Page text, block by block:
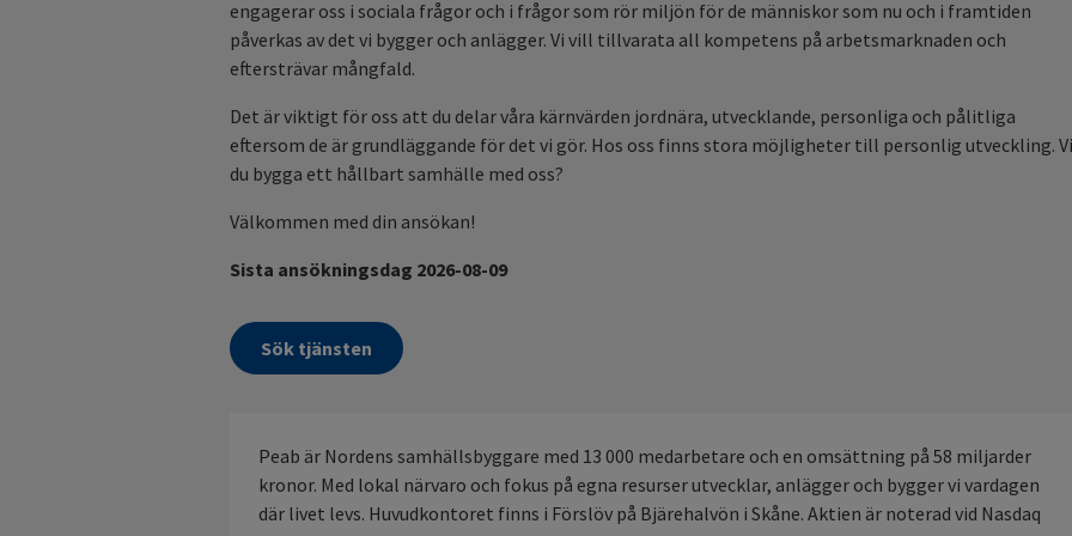
engagerar oss i sociala frågor och i frågor som rör miljön för de människor som nu och i framtiden
påverkas av det vi bygger och anlägger. Vi vill tillvarata all kompetens på arbetsmarknaden och
eftersträvar mångfald.
Det är viktigt för oss att du delar våra kärnvärden jordnära, utvecklande, personliga och pålitliga
eftersom de är grundläggande för det vi gör. Hos oss finns stora möjligheter till personlig utveckling.
du bygga ett hållbart samhälle med oss?
Välkommen med din ansökan!
Sista ansökningsdag 2026-08-09
Sök tjänsten
Peab är Nordens samhällsbyggare med 13 000 medarbetare och en omsättning på 58 miljarder
kronor. Med lokal närvaro och fokus på egna resurser utvecklar, anlägger och bygger vi vardagen
där livet levs. Huvudkontoret finns i Förslöv på Bjärehalvön i Skåne. Aktien är noterad vid Nasdaq